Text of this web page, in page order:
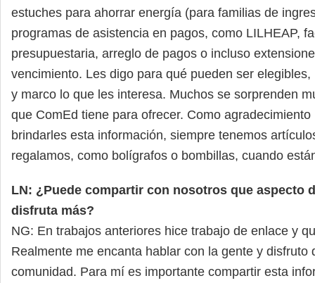
estuches para ahorrar energía (para familias de
programas de asistencia en pagos, como LILHEAP,
presupuestaria, arreglo de pagos o incluso
vencimiento. Les digo para qué pueden ser
y marco lo que les interesa. Muchos se sorprenden
que ComEd tiene para ofrecer. Como
brindarles esta información, siempre tenemos
regalamos, como bolígrafos o bombillas, cuando
LN: ¿Puede compartir con nosotros que aspecto
disfruta más?
NG: En trabajos anteriores hice trabajo de enlace y
Realmente me encanta hablar con la gente y disfruto
comunidad. Para mí es importante compartir esta